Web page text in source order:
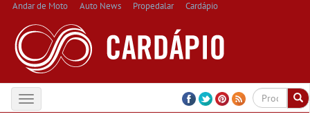
Andar de Moto Auto News Propedalar Cardápio
Toggle
navigation